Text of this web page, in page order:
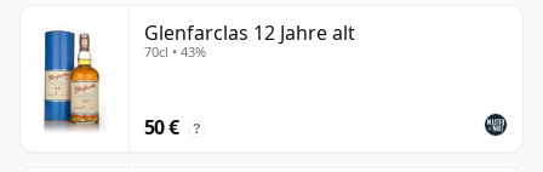
Glenfarclas 12 Jahre alt
70cl • 43%
50 € ?